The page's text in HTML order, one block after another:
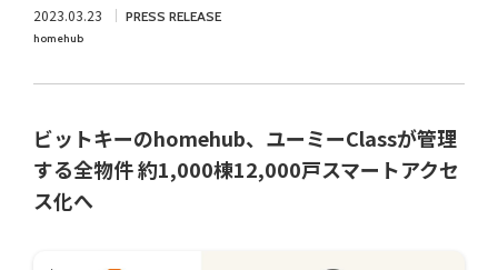
2023.03.23 PRESS RELEASE
homehub
ビットキーのhomehub、ユーミーClassが管理
する全物件 約1,000棟12,000戸スマートアクセ
ス化へ